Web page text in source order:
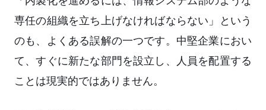
専任の組織を立ち上げなければならない」という
のも、よくある誤解の一つです。中堅企業におい
て、すぐに新たな部門を設立し、人員を配置する
ことは現実的ではありません。